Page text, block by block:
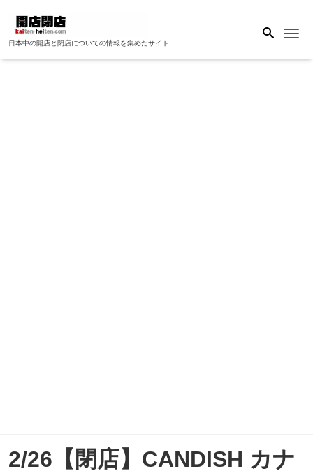
日本中の開店と閉店についての情報を集めたサイト
2/26【閉店】CANDISH カナ